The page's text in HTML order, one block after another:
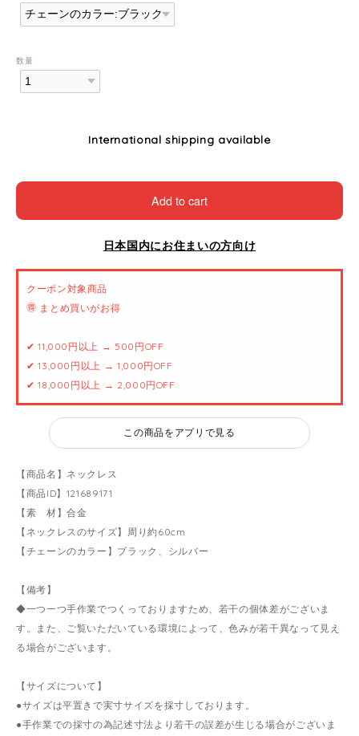
数量
International shipping available
Add to cart
日本国内にお住まいの方向け
クーポン対象商品
🉐 まとめ買いがお得
✔ 11,000円以上 → 500円OFF
✔ 13,000円以上 → 1,000円OFF
✔ 18,000円以上 → 2,000円OFF
この商品をアプリで見る
【商品名】ネックレス
【商品ID】121689171
【素 材】合金
【ネックレスのサイズ】周り約60cm
【チェーンのカラー】ブラック、シルバー
【備考】
◆一つ一つ手作業でつくっておりますため、若干の個体差がございま
す。また、ご覧いただいている環境によって、色みが若干異なって見え
る場合がございます。
【サイズについて】
●サイズは平置きで実寸サイズを採寸しております。
●手作業での採寸の為記述寸法より若干の誤差が生じる場合がございま